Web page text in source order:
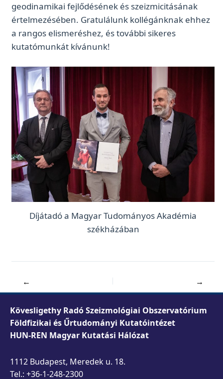
geodinamikai fejlődésének és szeizmicitásának
értelmezésében. Gratulálunk kollégánknak ehhez
a rangos elismeréshez, és további sikeres
kutatómunkát kívánunk!
Díjátadó a Magyar Tudományos Akadémia
székházában
← →
Kövesligethy Radó Szeizmológiai Obszervatórium
Földfizikai és Űrtudományi Kutatóintézet
HUN-REN Magyar Kutatási Hálózat
1112 Budapest, Meredek u. 18.
Tel.: +36-1-248-2300